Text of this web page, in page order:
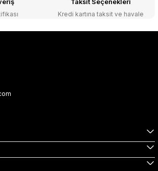
Taksit Seçenekleri
Kredi kartına taksit ve havale